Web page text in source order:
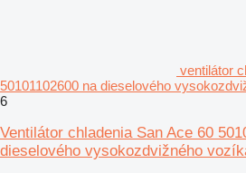
ventilátor
50101102600 na dieselového
6
Ventilátor chladenia San Ace 60
dieselového vysokozdvižného